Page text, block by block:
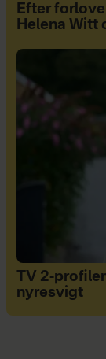
Efter
Helena Witt
TV 2-
nyresvigt